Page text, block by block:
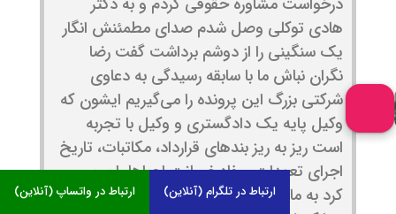
هادی توکلی وصل شدم صدای مطمئنش انگار
یک سنگینی را از دوشم برداشت گفت رضا
نگران نباش ما با سابقه رسیدگی به دعاوی
شرکتی بزرگ این پرونده را می‌گیریم ایشون که
وکیل پایه یک دادگستری و وکیل با تجربه
است ریز به ریز بندهای قرارداد، مکاتبات، تاریخ
اجرای تعهدات، مفاد ضمانت اجراها را بررسی
کرد به ما کمک کرد لایحه دفاعیه بنویسیم وارتباط در واتساپ (آنلاین) ارتباط در تلگرام (آنلاین)